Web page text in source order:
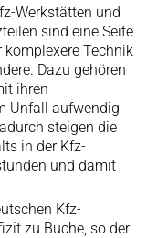
Werkstätten und
sind eine Seite
Technik
Dazu gehören
ihren
Unfall aufwendig
steigen die
in der Kfz-
und damit
Kfz-
zu Buche, so der